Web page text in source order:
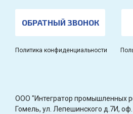
ОБРАТНЫЙ ЗВОНОК
Политика конфиденциальности
OOO "Интегратор промышленных
Гомель, ул. Лепешинского д.7И,